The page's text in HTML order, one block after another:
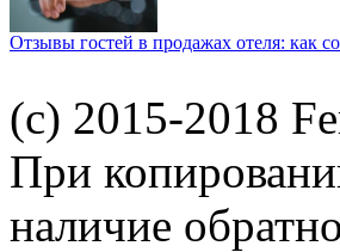
Отзывы гостей в продажах отеля: как
(c) 2015-2018
При
наличие